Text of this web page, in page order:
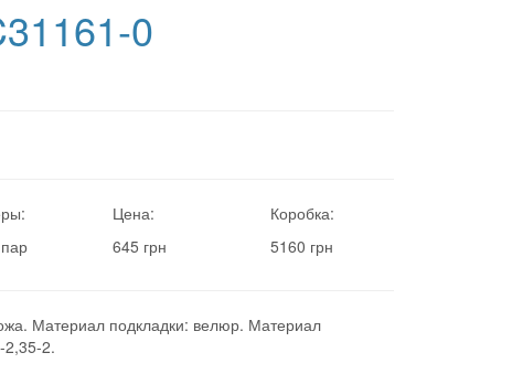
0
Цена:
645 грн
Коробка:
5160 грн
Материал подкладки: велюр. Материал
2.